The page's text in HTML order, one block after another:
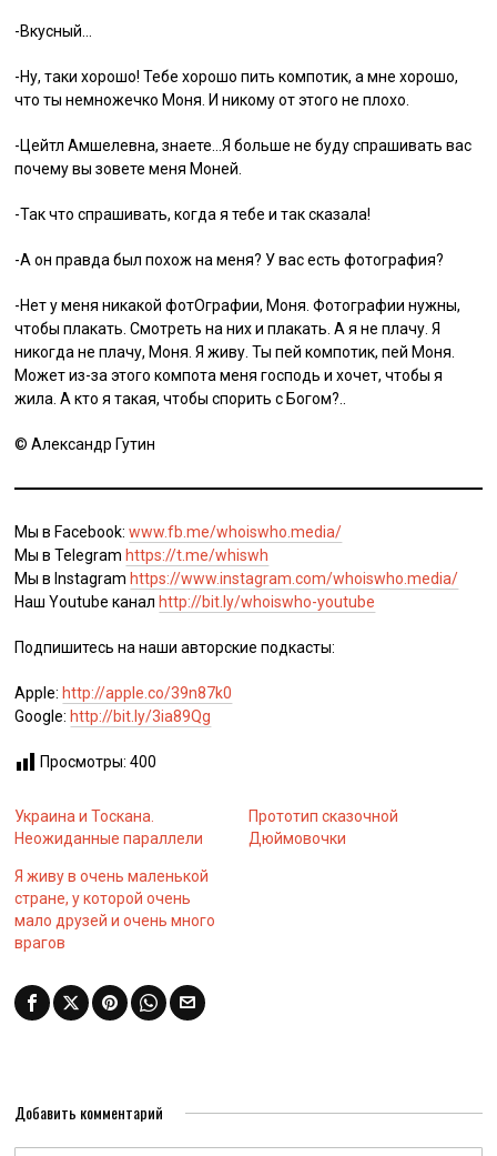
-Вкусный…
-Ну, таки хорошо! Тебе хорошо пить компотик, а мне хорошо,
что ты немножечко Моня. И никому от этого не плохо.
-Цейтл Амшелевна, знаете…Я больше не буду спрашивать вас
почему вы зовете меня Моней.
-Так что спрашивать, когда я тебе и так сказала!
-А он правда был похож на меня? У вас есть фотография?
-Нет у меня никакой фотОграфии, Моня. Фотографии нужны,
чтобы плакать. Смотреть на них и плакать. А я не плачу. Я
никогда не плачу, Моня. Я живу. Ты пей компотик, пей Моня.
Может из-за этого компота меня господь и хочет, чтобы я
жила. А кто я такая, чтобы спорить с Богом?..
© Александр Гутин
Мы в Facebook:www.fb.me/whoiswho.media/
Мы в Telegram https://t.me/whiswh
Мы в Instagram https://www.instagram.com/whoiswho.media/
Наш Youtube канал http://bit.ly/whoiswho-youtube
Подпишитесь на наши авторские подкасты:
Apple: http://apple.co/39n87k0
Google: http://bit.ly/3ia89Qg
Просмотры: 400
Украина и Тоскана.
Неожиданные параллели
Прототип сказочной
Дюймовочки
Я живу в очень маленькой
стране, у которой очень
мало друзей и очень много
врагов
Добавить комментарий